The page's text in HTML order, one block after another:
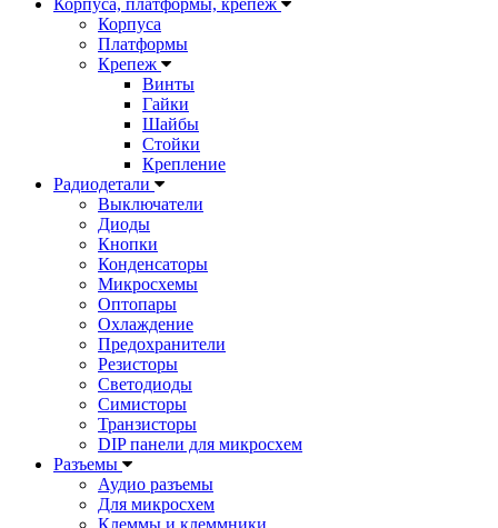
Корпуса, платформы, крепеж
Корпуса
Платформы
Крепеж
Винты
Гайки
Шайбы
Стойки
Крепление
Радиодетали
Выключатели
Диоды
Кнопки
Конденсаторы
Микросхемы
Оптопары
Охлаждение
Предохранители
Резисторы
Светодиоды
Симисторы
Транзисторы
DIP панели для микросхем
Разъемы
Аудио разъемы
Для микросхем